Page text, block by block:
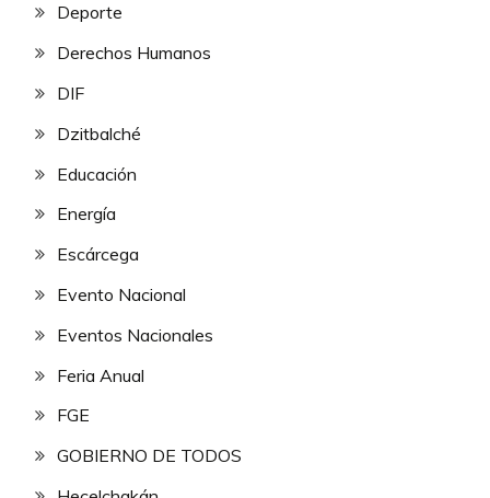
Deporte
Derechos Humanos
DIF
Dzitbalché
Educación
Energía
Escárcega
Evento Nacional
Eventos Nacionales
Feria Anual
FGE
GOBIERNO DE TODOS